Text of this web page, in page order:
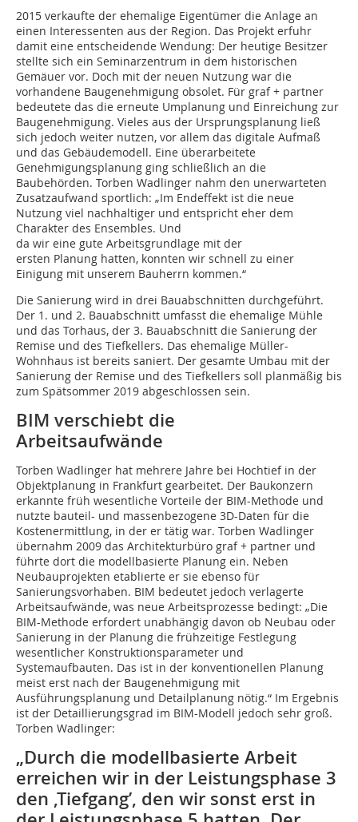
2015 verkaufte der ehemalige Eigentümer die Anlage an
einen Interessenten aus der Region. Das Projekt erfuhr
damit eine entscheidende Wendung: Der heutige Besitzer
stellte sich ein Seminarzentrum in dem historischen
Gemäuer vor. Doch mit der neuen Nutzung war die
vorhandene Baugenehmigung obsolet. Für graf + partner
bedeutete das die erneute Umplanung und Einreichung zur
Baugenehmigung. Vieles aus der Ursprungsplanung ließ
sich jedoch weiter nutzen, vor allem das digitale Aufmaß
und das Gebäudemodell. Eine überarbeitete
Genehmigungsplanung ging schließlich an die
Baubehörden. Torben Wadlinger nahm den unerwarteten
Zusatz­aufwand sportlich: „Im Endeffekt ist die neue
Nutzung viel nachhaltiger und entspricht eher dem
Charakter des Ensembles. Und
da wir eine gute Arbeitsgrundlage mit der
ersten Planung hatten, konnten wir schnell zu einer
Einigung mit unserem Bauherrn kommen.“
Die Sanierung wird in drei Bauabschnitten durchgeführt.
Der 1. und 2. Bauabschnitt umfasst die ehemalige Mühle
und das Torhaus, der 3. Bauabschnitt die Sanierung der
Remise und des Tiefkellers. Das ehemalige Müller-
Wohnhaus ist bereits saniert. Der gesamte Umbau mit der
Sanierung der Remise und des Tiefkellers soll planmäßig bis
zum Spätsommer 2019 abgeschlossen sein.
BIM verschiebt die
Arbeitsaufwände
Torben Wadlinger hat mehrere Jahre bei Hochtief in der
Objektplanung in Frankfurt gearbeitet. Der Baukonzern
erkannte früh wesentliche Vorteile der BIM-Methode und
nutzte bauteil- und massenbezogene 3D-Daten für die
Kostenermittlung, in der er tätig war. Torben Wadlinger
übernahm 2009 das Architekturbüro graf + partner und
führte dort die modellbasierte Planung ein. Neben
Neubauprojekten etablierte er sie ebenso für
Sanierungsvorhaben. BIM bedeutet jedoch verlagerte
Arbeitsaufwände, was neue Arbeitsprozesse bedingt: „Die
BIM-Methode erfordert unabhängig davon ob Neubau oder
Sanierung in der Planung die frühzeitige Festlegung
wesentlicher Konstruktionsparameter und
Systemaufbauten. Das ist in der konventionellen Planung
meist erst nach der Baugenehmigung mit
Ausführungsplanung und Detailplanung nötig.“ Im Ergebnis
ist der Detaillierungsgrad im BIM-Modell jedoch sehr groß.
Torben Wadlinger:
„Durch die modellbasierte Arbeit
erreichen wir in der Leistungsphase 3
den ‚Tiefgang’, den wir sonst erst in